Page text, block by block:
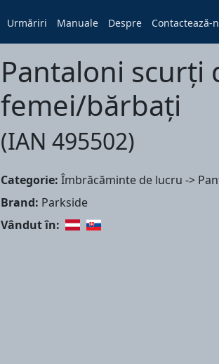
Urmăriri Manuale Despre Contactează-
Pantaloni
femei/bărbați
(IAN 495502)
Categorie: Îmbrăcăminte de lucru ->
Brand: Parkside
Vândut în: